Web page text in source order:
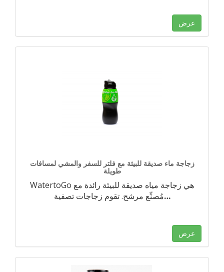
عرض
زجاجة ماء صديقة للبيئة مع فلتر للسفر والمشي لمسافات
طويلة
WatertoGo هي زجاجة مياه صديقة للبيئة رائدة مع
مُصنِّع مرشح. تقوم زجاجات تصفية…
عرض